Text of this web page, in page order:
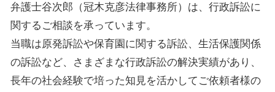
弁護士谷次郎（冠木克彦法律事務所）は、行政訴訟に
関するご相談を承っています。
当職は原発訴訟や保育園に関する訴訟、生活保護関係
の訴訟など、さまざまな行政訴訟の解決実績があり、
長年の社会経験で培った知見を活かしてご依頼者様の